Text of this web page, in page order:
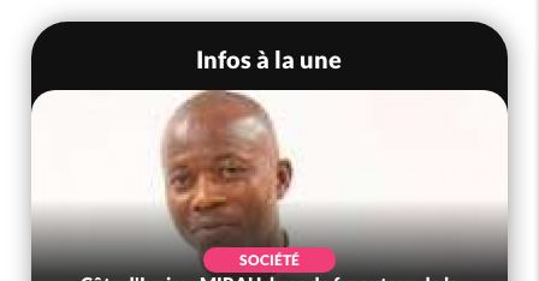
Infos à la une
POLITIQUE